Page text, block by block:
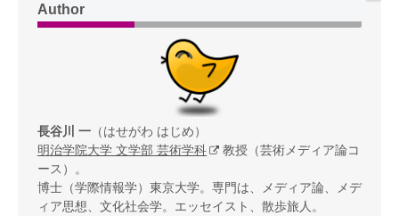
Author
長谷川 一 （はせがわ はじめ）
明治学院大学 文学部 芸術学科
教授（芸術メディア論コ
ース）。
博士（学際情報学）東京大学。専門は、メディア論、メデ
ィア思想、文化社会学。エッセイスト、散歩旅人。